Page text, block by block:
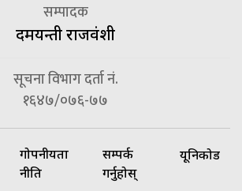
सम्पादक
दमयन्ती राजवंशी
सूचना विभाग दर्ता नं.
१६४७/०७६-७७
गोपनीयता
नीति
सम्पर्क
गर्नुहोस्
यूनिकोड